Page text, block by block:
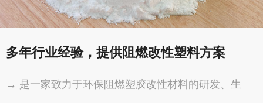
多年行业经验，提供阻燃改性塑料方案
→ 是一家致力于环保阻燃塑胶改性材料的研发、生